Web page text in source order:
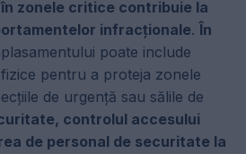
zonele critice contribuie la
infracționale. În
poate include
pentru a proteja zonele
de urgență sau sălile de
controlul accesului
de personal de securitate la